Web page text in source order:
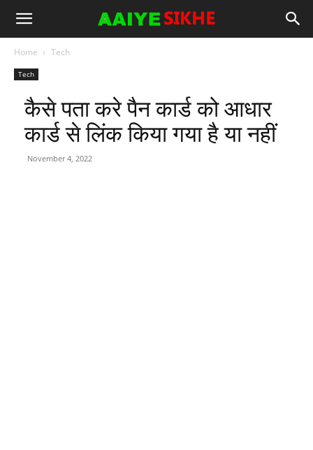
Home Tech
Tech
कैसे पता करे पैन कार्ड को आधार
कार्ड से लिंक किया गया है या नहीं
November 4, 2022